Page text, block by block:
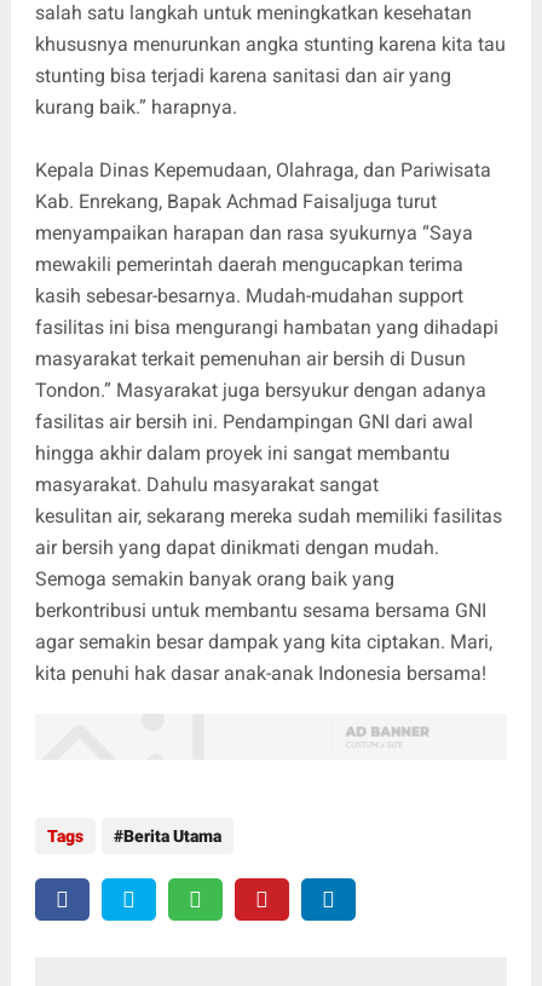
salah satu langkah untuk meningkatkan kesehatan
khususnya menurunkan angka stunting karena kita tau
stunting bisa terjadi karena sanitasi dan air yang
kurang baik.” harapnya.
Kepala Dinas Kepemudaan, Olahraga, dan Pariwisata
Kab. Enrekang, Bapak Achmad Faisaljuga turut
menyampaikan harapan dan rasa syukurnya “Saya
mewakili pemerintah daerah mengucapkan terima
kasih sebesar-besarnya. Mudah-mudahan support
fasilitas ini bisa mengurangi hambatan yang dihadapi
masyarakat terkait pemenuhan air bersih di Dusun
Tondon.” Masyarakat juga bersyukur dengan adanya
fasilitas air bersih ini. Pendampingan GNI dari awal
hingga akhir dalam proyek ini sangat membantu
masyarakat. Dahulu masyarakat sangat
kesulitan air, sekarang mereka sudah memiliki fasilitas
air bersih yang dapat dinikmati dengan mudah.
Semoga semakin banyak orang baik yang
berkontribusi untuk membantu sesama bersama GNI
agar semakin besar dampak yang kita ciptakan. Mari,
kita penuhi hak dasar anak-anak Indonesia bersama!
Tags Berita Utama